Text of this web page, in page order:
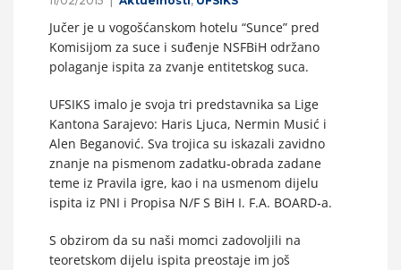
Jučer je u vogošćanskom hotelu “Sunce” pred
Komisijom za suce i suđenje NSFBiH održano
polaganje ispita za zvanje entitetskog suca.
UFSIKS imalo je svoja tri predstavnika sa Lige
Kantona Sarajevo: Haris Ljuca, Nermin Musić i
Alen Beganović. Sva trojica su iskazali zavidno
znanje na pismenom zadatku‐obrada zadane
teme iz Pravila igre, kao i na usmenom dijelu
ispita iz PNI i Propisa N/F S BiH I. F.A. BOARD‐a.
S obzirom da su naši momci zadovoljili na
teoretskom dijelu ispita preostaje im još